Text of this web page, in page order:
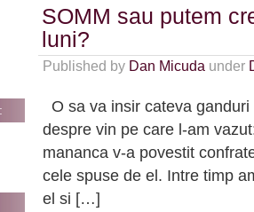
SOMM sau putem
luni?
Published by Dan Micuda under
O sa va insir cateva
despre vin pe care l-am
mananca v-a povestit
cele spuse de el. Intre timp
el si […]